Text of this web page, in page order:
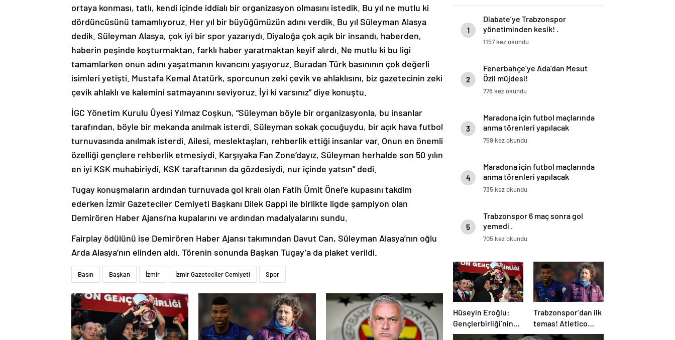
ortaya konması, tatlı, kendi içinde iddialı bir organizasyon olmasını istedik. Bu yıl ne mutlu ki
dördüncüsünü tamamlıyoruz. Her yıl bir büyüğümüzün adını verdik. Bu yıl Süleyman Alasya
dedik. Süleyman Alasya, çok iyi bir spor yazarıydı. Diyaloğa çok açık bir insandı, haberden,
haberin peşinde koşturmaktan, farklı haber yaratmaktan keyif alırdı. Ne mutlu ki bu ligi
tamamlarken onun adını yaşatmanın kıvancını yaşıyoruz. Buradan Türk basınının çok değerli
isimleri yetişti. Mustafa Kemal Atatürk, sporcunun zeki çevik ve ahlaklısını, biz gazetecinin zeki
çevik ahlaklı ve kalemini satmayanını seviyoruz. İyi ki varsınız” diye konuştu.
İGC Yönetim Kurulu Üyesi Yılmaz Coşkun, “Süleyman böyle bir organizasyonla, bu insanlar
tarafından, böyle bir mekanda anılmak isterdi. Süleyman sokak çocuğuydu, bir açık hava futbol
turnuvasında anılmak isterdi. Ailesi, meslektaşları, rehberlik ettiği insanlar var. Onun en önemli
özelliği gençlere rehberlik etmesiydi. Karşıyaka Fan Zone’dayız, Süleyman herhalde son 50 yılın
en iyi KSK muhabiriydi, KSK taraftarının da gözdesiydi, nur içinde yatsın” dedi.
Tugay konuşmaların ardından turnuvada gol kralı olan Fatih Ümit Önel’e kupasını takdim
ederken İzmir Gazeteciler Cemiyeti Başkanı Dilek Gappi ile birlikte ligde şampiyon olan
Demirören Haber Ajansı’na kupalarını ve ardından madalyalarını sundu.
Fairplay ödülünü ise Demirören Haber Ajansı takımından Davut Can, Süleyman Alasya’nın oğlu
Arda Alasya’nın elinden aldı. Törenin sonunda Başkan Tugay’a da plaket verildi.
Basın Başkan İzmir İzmir Gazeteciler Cemiyeti Spor
1
Diabate’ye Trabzonspor
yönetiminden kesik! .
1157 kez okundu
2
Fenerbahçe’ye Ada’dan Mesut
Özil müjdesi!
778 kez okundu
3
Maradona için futbol maçlarında
anma törenleri yapılacak
759 kez okundu
4
Maradona için futbol maçlarında
anma törenleri yapılacak
735 kez okundu
5
Trabzonspor 6 maç sonra gol
yemedi .
705 kez okundu
Hüseyin Eroğlu:
Gençlerbirliği’nin
yeri Süper Lig’dir
Trabzonspor’dan ilk
temas! Atletico
Madrid’in yıldızı